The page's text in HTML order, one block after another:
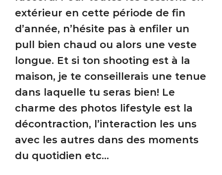
extérieur en cette période de fin
d’année, n’hésite pas à enfiler un
pull bien chaud ou alors une veste
longue. Et si ton shooting est à la
maison, je te conseillerais une tenue
dans laquelle tu seras bien! Le
charme des photos lifestyle est la
décontraction, l’interaction les uns
avec les autres dans des moments
du quotidien etc…